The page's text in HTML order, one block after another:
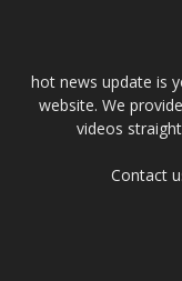
hot news update is
website. We
videos
Contact